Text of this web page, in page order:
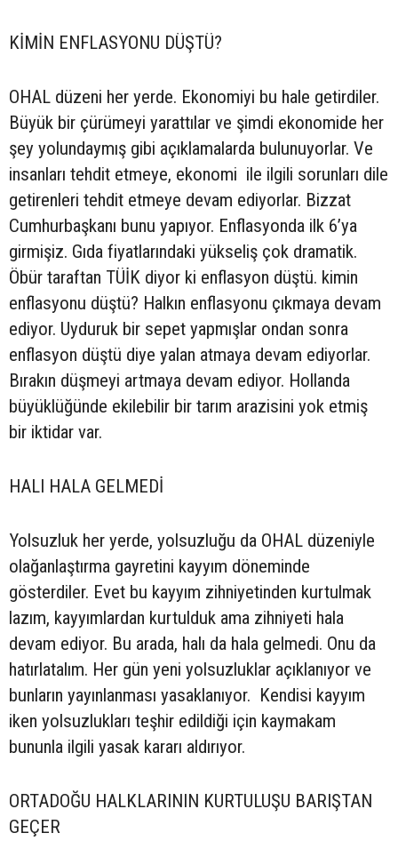
KİMİN ENFLASYONU DÜŞTÜ?
OHAL düzeni her yerde. Ekonomiyi bu hale getirdiler.
Büyük bir çürümeyi yarattılar ve şimdi ekonomide her
şey yolundaymış gibi açıklamalarda bulunuyorlar. Ve
insanları tehdit etmeye, ekonomi ile ilgili sorunları dile
getirenleri tehdit etmeye devam ediyorlar. Bizzat
Cumhurbaşkanı bunu yapıyor. Enflasyonda ilk 6’ya
girmişiz. Gıda fiyatlarındaki yükseliş çok dramatik.
Öbür taraftan TÜİK diyor ki enflasyon düştü. kimin
enflasyonu düştü? Halkın enflasyonu çıkmaya devam
ediyor. Uyduruk bir sepet yapmışlar ondan sonra
enflasyon düştü diye yalan atmaya devam ediyorlar.
Bırakın düşmeyi artmaya devam ediyor. Hollanda
büyüklüğünde ekilebilir bir tarım arazisini yok etmiş
bir iktidar var.
HALI HALA GELMEDİ
Yolsuzluk her yerde, yolsuzluğu da OHAL düzeniyle
olağanlaştırma gayretini kayyım döneminde
gösterdiler. Evet bu kayyım zihniyetinden kurtulmak
lazım, kayyımlardan kurtulduk ama zihniyeti hala
devam ediyor. Bu arada, halı da hala gelmedi. Onu da
hatırlatalım. Her gün yeni yolsuzluklar açıklanıyor ve
bunların yayınlanması yasaklanıyor. Kendisi kayyım
iken yolsuzlukları teşhir edildiği için kaymakam
bununla ilgili yasak kararı aldırıyor.
ORTADOĞU HALKLARININ KURTULUŞU BARIŞTAN
GEÇER